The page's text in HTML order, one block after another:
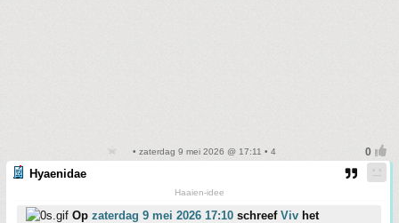
• zaterdag 9 mei 2026 @ 17:11 • 4
Hyaenidae
Haaien-idee
Op zaterdag 9 mei 2026 17:10 schreef Viv het